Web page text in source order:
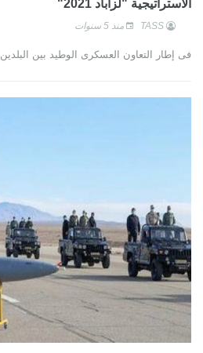
الاستراتيجية "لزاباد 2021"
TASS منذ 5 سنوات
فى إطار التعاون العسكرى الوطيد بين البلدين